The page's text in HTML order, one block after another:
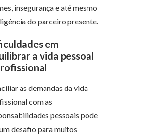
insegurança e até mesmo
do parceiro presente.
em
a vida pessoal
as demandas da vida
com as
pessoais pode
desafio para muitos